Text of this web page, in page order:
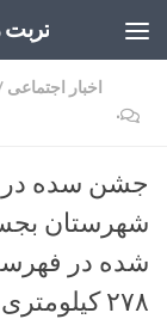
تربت
اخبار اجتماعی
۰
جشن سده در
شده در
۲۷۸